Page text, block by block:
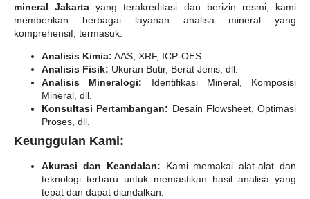
mineral Jakarta yang terakreditasi dan berizin resmi, kami
memberikan berbagai layanan analisa mineral yang
komprehensif, termasuk:
Analisis Kimia: AAS, XRF, ICP-OES
Analisis Fisik: Ukuran Butir, Berat Jenis, dll.
Analisis Mineralogi: Identifikasi Mineral, Komposisi
Mineral, dll.
Konsultasi Pertambangan: Desain Flowsheet, Optimasi
Proses, dll.
Keunggulan Kami:
Akurasi dan Keandalan: Kami memakai alat-alat dan
teknologi terbaru untuk memastikan hasil analisa yang
tepat dan dapat diandalkan.